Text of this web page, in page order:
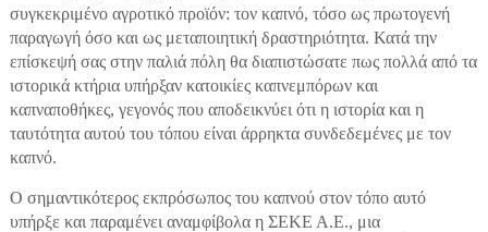
συγκεκριμένο αγροτικό προϊόν: τον καπνό, τόσο ως πρωτογενή
παραγωγή όσο και ως μεταποιητική δραστηριότητα. Κατά την
επίσκεψή σας στην παλιά πόλη θα διαπιστώσατε πως πολλά από τα
ιστορικά κτήρια υπήρξαν κατοικίες καπνεμπόρων και
καπναποθήκες, γεγονός που αποδεικνύει ότι η ιστορία και η
ταυτότητα αυτού του τόπου είναι άρρηκτα συνδεδεμένες με τον
καπνό.
Ο σημαντικότερος εκπρόσωπος του καπνού στον τόπο αυτό
υπήρξε και παραμένει αναμφίβολα η ΣΕΚΕ Α.Ε., μια